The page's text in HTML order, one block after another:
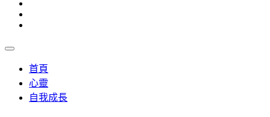
首頁
心靈
自我成長